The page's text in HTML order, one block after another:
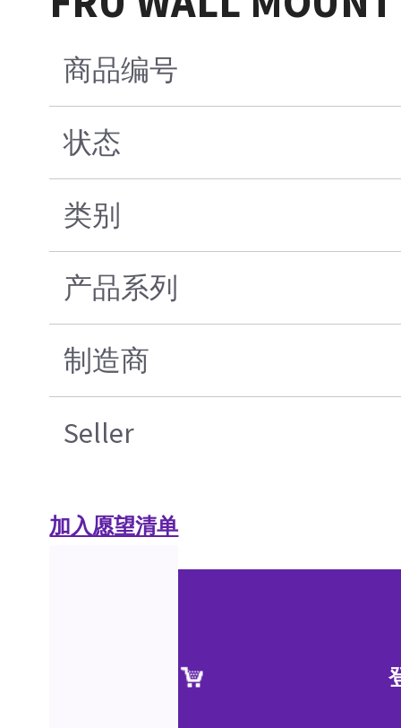
商品编号
状态
类别
产品系列
制造商
Seller
加入愿望清单